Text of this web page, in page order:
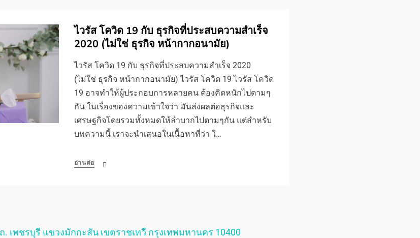
ไวรัส โควิด 19 กับ ธุรกิจที่ประสบความสําเร็จ
2020 (ไม่ใช่ ธุรกิจ หน้ากากอนามัย)
ไวรัส โควิด 19 กับ ธุรกิจที่ประสบความสําเร็จ 2020
(ไม่ใช่ ธุรกิจ หน้ากากอนามัย) ไวรัส โควิด 19 ไวรัส โควิด
19 อาจทำให้ผู้ประกอบการหลายคน ต้องคิดหนักไปตามๆ
กัน ในเรื่องของความเข้าใจว่า มันส่งผลต่อธุรกิจและ
เศรษฐกิจโดยรวมทั้งหมดให้ลำบากไปตามๆกัน แต่สำหรับ
บทความนี้ เราจะนำเสนอในเนื้อหาที่ว่า ใ…
อ่านต่อ
. เพชรบุรี แขวงมักกะสัน เขตราชเทวี กรุงเทพมหานคร 10400